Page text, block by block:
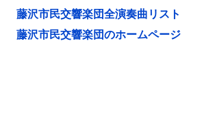
藤沢市民交響楽団全演奏曲リスト
藤沢市民交響楽団のホームページ